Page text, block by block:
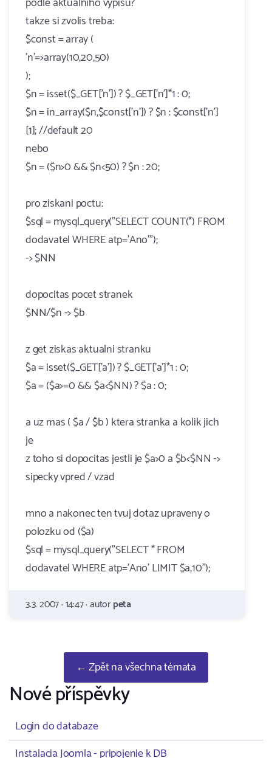
takze si zvolis treba:
$const = array (
'n'=>array(10,20,50)
);
$n = isset($_GET['n']) ? $_GET['n']*1 : 0;
$n = in_array($n,$const['n']) ? $n : $const['n']
[1]; //default 20
nebo
$n = ($n>0 && $n<50) ? $n : 20;
pro ziskani poctu:
$sql = mysql_query("SELECT COUNT(*) FROM
dodavatel WHERE atp='Ano'");
-> $NN
dopocitas pocet stranek
$NN/$n -> $b
z get ziskas aktualni stranku
$a = isset($_GET['a']) ? $_GET['a']*1 : 0;
$a = ($a>=0 && $a<$NN) ? $a : 0;
a uz mas ( $a / $b ) ktera stranka a kolik jich
je
z toho si dopocitas jestli je $a>0 a $b<$NN ->
sipecky vpred / vzad
mno a nakonec ten tvuj dotaz upraveny o
polozku od ($a)
$sql = mysql_query("SELECT * FROM
dodavatel WHERE atp='Ano' LIMIT $a,10");
3.3. 2007 · 14:47 · autorpeta
← Zpět na všechna témata
Nové příspěvky
Login do databaze
Instalacia Joomla - pripojenie k DB